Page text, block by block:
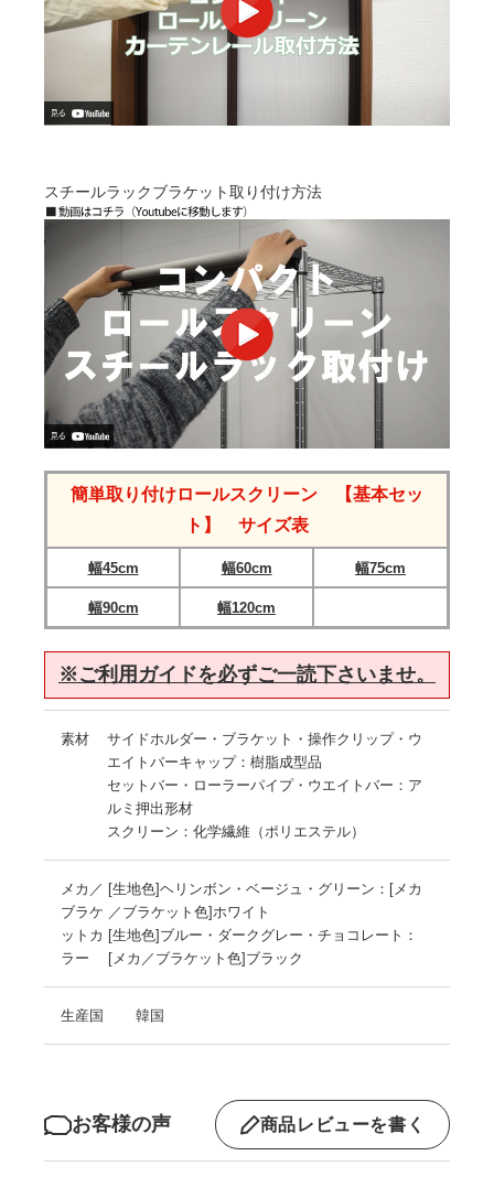
スチールラックブラケット取り付け方法
簡単取り付けロールスクリーン 【基本セッ
ト】 サイズ表
幅45cm 幅60cm 幅75cm
幅90cm 幅120cm
※ご利用ガイドを必ずご一読下さいませ。
素材
サイドホルダー・ブラケット・操作クリップ・ウ
エイトバーキャップ：樹脂成型品
セットバー・ローラーパイプ・ウエイトバー：ア
ルミ押出形材
スクリーン：化学繊維（ポリエステル）
メカ／
ブラケ
ットカ
ラー
[生地色]ヘリンボン・ベージュ・グリーン：[メカ
／ブラケット色]ホワイト
[生地色]ブルー・ダークグレー・チョコレート：
[メカ／ブラケット色]ブラック
生産国 韓国
お客様の声 商品レビューを書く